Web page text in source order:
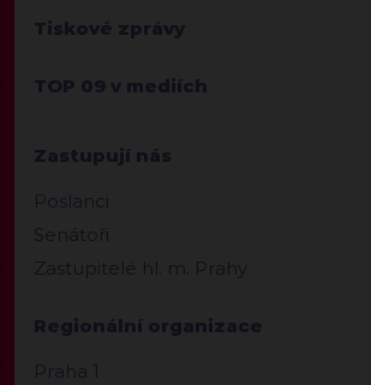
Tiskové zprávy
TOP 09 v mediích
Zastupují nás
Poslanci
Senátoři
Zastupitelé hl. m. Prahy
Regionální organizace
Praha 1